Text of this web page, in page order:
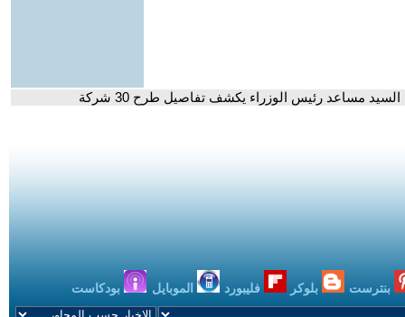
بنترست بلوكر فليبورد الموبايل بودكاست